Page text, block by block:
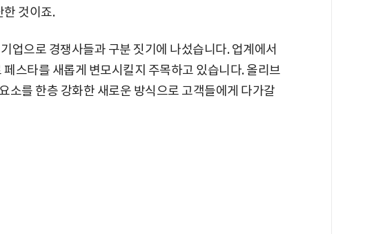
한 것이죠.
업으로 경쟁사들과 구분 짓기에 나섰습니다. 업계에서
스타를 새롭게 변모시킬지 주목하고 있습니다. 올리브
소를 한층 강화한 새로운 방식으로 고객들에게 다가갈